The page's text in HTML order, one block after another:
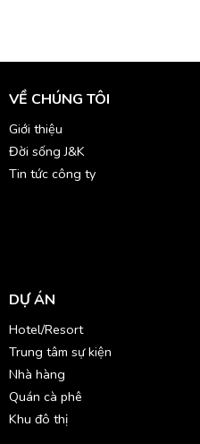
VỀ CHÚNG TÔI
Giới thiệu
Đời sống J&K
Tin tức công ty
DỰ ÁN
Hotel/Resort
Trung tâm sự kiện
Nhà hàng
Quán cà phê
Khu đô thị